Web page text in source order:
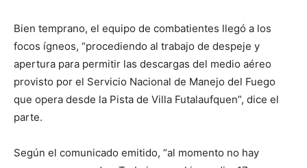
Bien temprano, el equipo de combatientes llegó a los
focos ígneos, “procediendo al trabajo de despeje y
apertura para permitir las descargas del medio aéreo
provisto por el Servicio Nacional de Manejo del Fuego
que opera desde la Pista de Villa Futalaufquen”, dice el
parte.
Según el comunicado emitido, “al momento no hay